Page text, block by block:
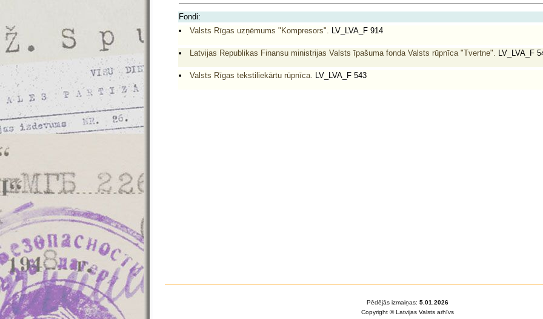
Fondi:
Valsts Rīgas uzņēmums "Kompresors". LV_LVA_F 914
Latvijas Republikas Finansu ministrijas Valsts īpašuma fonda Valsts rūpnīca "Tvertne". LV_LVA_F
Valsts Rīgas tekstiliekārtu rūpnīca. LV_LVA_F 543
Pēdējās izmaiņas: 5.01.2026
Copyright © Latvijas Valsts arhīvs